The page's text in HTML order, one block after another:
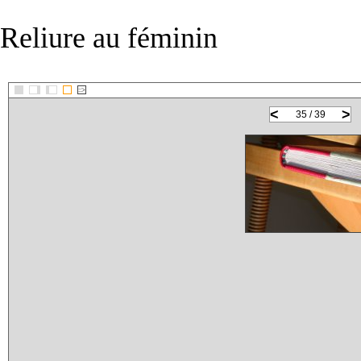
Reliure au féminin
::>
< >
35 / 39